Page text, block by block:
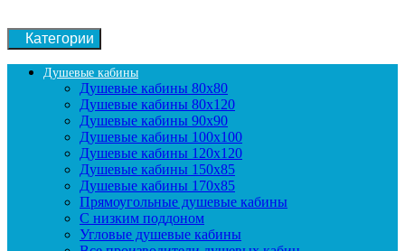
Категории
Душевые кабины
Душевые кабины 80x80
Душевые кабины 80x120
Душевые кабины 90х90
Душевые кабины 100x100
Душевые кабины 120x120
Душевые кабины 150x85
Душевые кабины 170x85
Прямоугольные душевые кабины
С низким поддоном
Угловые душевые кабины